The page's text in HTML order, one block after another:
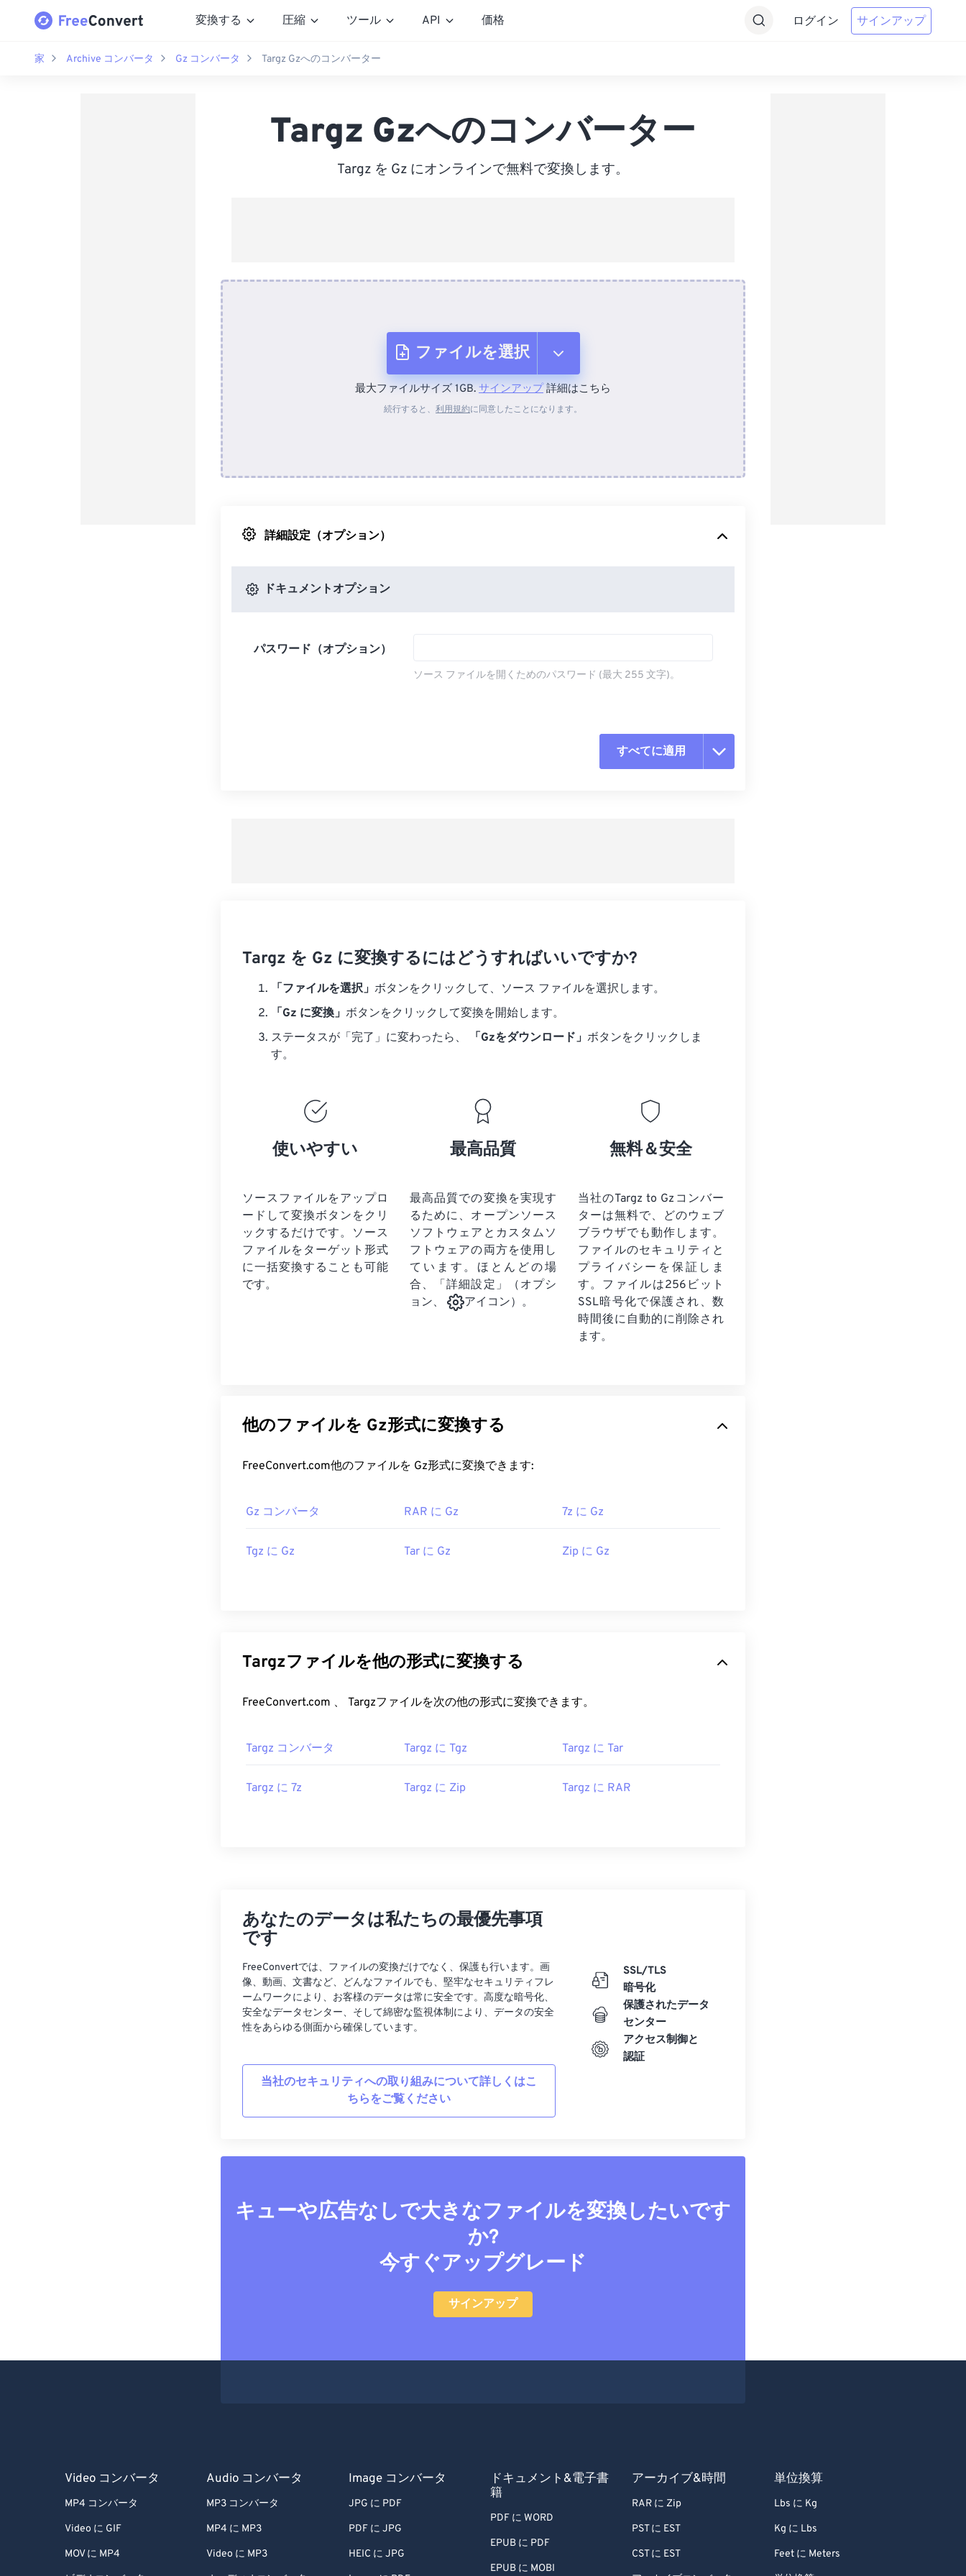
変換する 圧縮 ツール API 価格 ログイン サインアップ
家 Archive コンバータ Gz コンバータ Targz Gzへのコンバーター
Targz Gzへのコンバーター
Targz を Gz にオンラインで無料で変換します。
ファイルを選択
デバイスから
最大ファイルサイズ 1GB. サインアップ詳細はこちら
続行すると、 利用規約に同意したことになります。
詳細設定（オプション）
ドキュメントオプション
パスワード（オプション）
ソース ファイルを開くためのパスワード (最大 255 文字)。
すべてに適用
Targz を Gz に変換するにはどうすればいいですか?
「ファイルを選択」 ボタンをクリックして、ソース ファイルを選択します。
「Gz に変換」 ボタンをクリックして変換を開始します。
ステータスが「完了」に変わったら、
「Gzをダウンロード」 ボタンをクリックしま
す。
使いやすい
ソースファイルをアップロ
ードして変換ボタンをクリ
ックするだけです。 ソース
ファイルを ターゲット形式
に一括変換することも可能
です。
最高品質
最高品質での変換を実現す
るために、オープンソース
ソフトウェアとカスタムソ
フトウェアの両方を使用し
ています。ほとんどの場
合、「詳細設定」（オプシ
ョン、
アイコン）。
無料＆安全
当社のTargz to Gzコンバー
ターは無料で、どのウェブ
ブラウザでも動作します。
ファイルのセキュリティと
プライバシーを保証しま
す。ファイルは256ビット
SSL暗号化で保護され、数
時間後に自動的に削除され
ます。
他のファイルを Gz形式に変換する
FreeConvert.com他のファイルを Gz形式に変換できます:
Gz コンバータ RAR に Gz 7z に Gz
Tgz に Gz Tar に Gz Zip に Gz
Targzファイルを他の形式に変換する
FreeConvert.com 、 Targzファイルを次の他の形式に変換できます。
Targz コンバータ Targz に Tgz Targz に Tar
Targz に 7z Targz に Zip Targz に RAR
あなたのデータは私たちの最優先事項
です
FreeConvertでは、ファイルの変換だけでなく、保護も行います。画
像、動画、文書など、どんなファイルでも、堅牢なセキュリティフレ
ームワークにより、お客様のデータは常に安全です。高度な暗号化、
安全なデータセンター、そして綿密な監視体制により、データの安全
性をあらゆる側面から確保しています。
当社のセキュリティへの取り組みについて詳しくはこ
ちらをご覧ください
SSL/TLS
暗号化
保護されたデータ
センター
アクセス制御と
認証
キューや広告なしで大きなファイルを変換したいです
か?
今すぐアップグレード
サインアップ
Video コンバータ
MP4 コンバータ
Video に GIF
MOV に MP4
Audio コンバータ
MP3 コンバータ
MP4 に MP3
Video に MP3
Image コンバータ
JPG に PDF
PDF に JPG
HEIC に JPG
ドキュメント&電子書
籍
PDF に WORD
EPUB に PDF
EPUB に MOBI
アーカイブ&時間
RAR に Zip
PST に EST
CST に EST
単位換算
Lbs に Kg
Kg に Lbs
Feet に Meters